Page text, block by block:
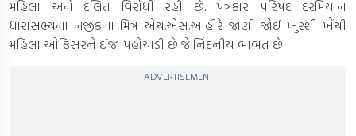
મહિલા અને દલિત વિરોધી રહી છે. પત્રકાર પરિષદ દરમિયાન
ધારાસભ્યના નજીકના મિત્ર એચ.એસ.આહીરે જાણી જોઈ ખુરશી ખેંચી
મહિલા ઓફિસરને ઈજા પહોચાડી છે જે નિંદનીય બાબત છે.
ADVERTISEMENT